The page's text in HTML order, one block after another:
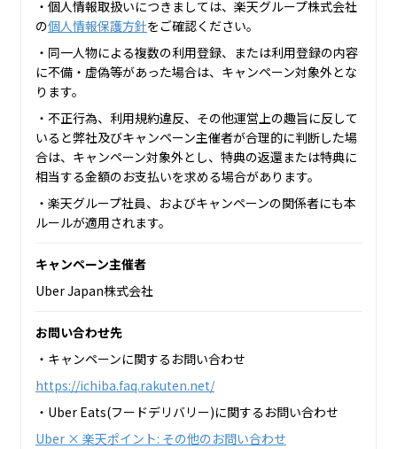
・個人情報取扱いにつきましては、楽天グループ株式会社
の個人情報保護方針をご確認ください。
・同一人物による複数の利用登録、または利用登録の内容
に不備・虚偽等があった場合は、キャンペーン対象外とな
ります。
・不正行為、利用規約違反、その他運営上の趣旨に反して
いると弊社及びキャンペーン主催者が合理的に判断した場
合は、キャンペーン対象外とし、特典の返還または特典に
相当する金額のお支払いを求める場合があります。
・楽天グループ社員、およびキャンペーンの関係者にも本
ルールが適用されます。
キャンペーン主催者
Uber Japan株式会社
お問い合わせ先
・キャンペーンに関するお問い合わせ
https://ichiba.faq.rakuten.net/
・Uber Eats(フードデリバリー)に関するお問い合わせ
Uber × 楽天ポイント: その他のお問い合わせ